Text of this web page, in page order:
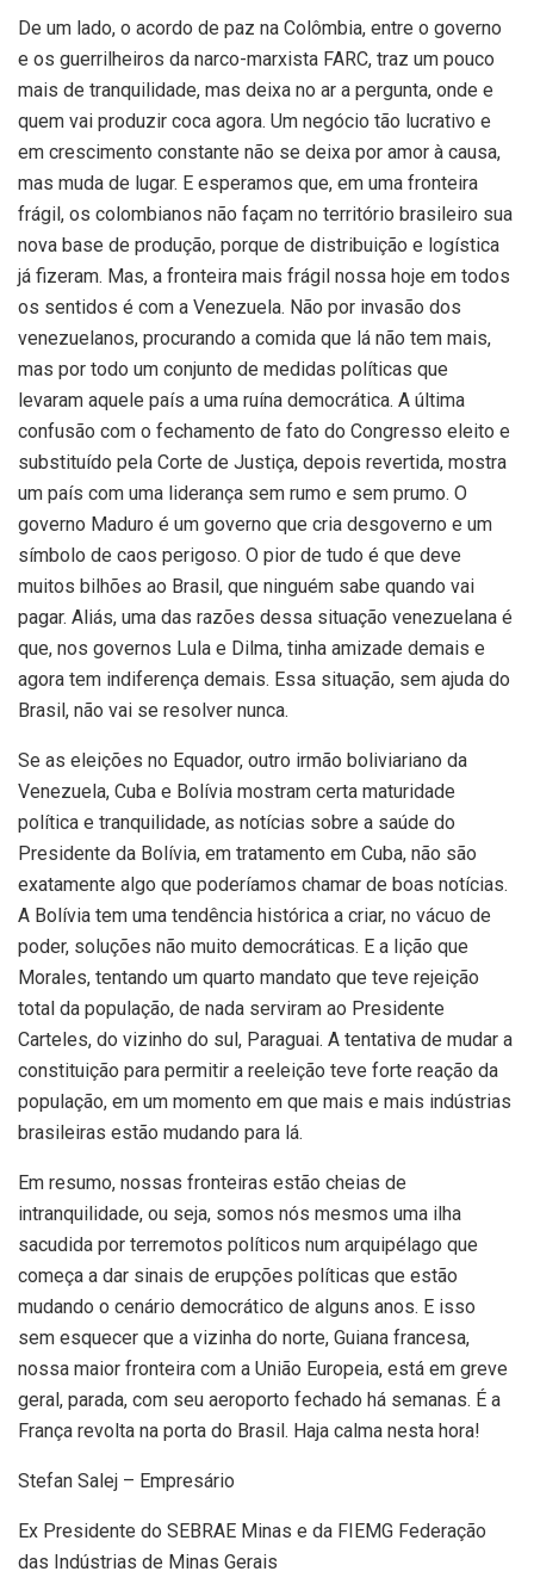
De um lado, o acordo de paz na Colômbia, entre o governo
e os guerrilheiros da narco-marxista FARC, traz um pouco
mais de tranquilidade, mas deixa no ar a pergunta, onde e
quem vai produzir coca agora. Um negócio tão lucrativo e
em crescimento constante não se deixa por amor à causa,
mas muda de lugar. E esperamos que, em uma fronteira
frágil, os colombianos não façam no território brasileiro sua
nova base de produção, porque de distribuição e logística
já fizeram. Mas, a fronteira mais frágil nossa hoje em todos
os sentidos é com a Venezuela. Não por invasão dos
venezuelanos, procurando a comida que lá não tem mais,
mas por todo um conjunto de medidas políticas que
levaram aquele país a uma ruína democrática. A última
confusão com o fechamento de fato do Congresso eleito e
substituído pela Corte de Justiça, depois revertida, mostra
um país com uma liderança sem rumo e sem prumo. O
governo Maduro é um governo que cria desgoverno e um
símbolo de caos perigoso. O pior de tudo é que deve
muitos bilhões ao Brasil, que ninguém sabe quando vai
pagar. Aliás, uma das razões dessa situação venezuelana é
que, nos governos Lula e Dilma, tinha amizade demais e
agora tem indiferença demais. Essa situação, sem ajuda do
Brasil, não vai se resolver nunca.
Se as eleições no Equador, outro irmão boliviariano da
Venezuela, Cuba e Bolívia mostram certa maturidade
política e tranquilidade, as notícias sobre a saúde do
Presidente da Bolívia, em tratamento em Cuba, não são
exatamente algo que poderíamos chamar de boas notícias.
A Bolívia tem uma tendência histórica a criar, no vácuo de
poder, soluções não muito democráticas. E a lição que
Morales, tentando um quarto mandato que teve rejeição
total da população, de nada serviram ao Presidente
Carteles, do vizinho do sul, Paraguai. A tentativa de mudar a
constituição para permitir a reeleição teve forte reação da
população, em um momento em que mais e mais indústrias
brasileiras estão mudando para lá.
Em resumo, nossas fronteiras estão cheias de
intranquilidade, ou seja, somos nós mesmos uma ilha
sacudida por terremotos políticos num arquipélago que
começa a dar sinais de erupções políticas que estão
mudando o cenário democrático de alguns anos. E isso
sem esquecer que a vizinha do norte, Guiana francesa,
nossa maior fronteira com a União Europeia, está em greve
geral, parada, com seu aeroporto fechado há semanas. É a
França revolta na porta do Brasil. Haja calma nesta hora!
Stefan Salej – Empresário
Ex Presidente do SEBRAE Minas e da FIEMG Federação
das Indústrias de Minas Gerais